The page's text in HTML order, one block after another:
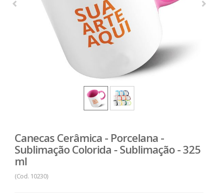
Canecas Cerâmica - Porcelana -
Sublimação Colorida - Sublimação - 325
ml
(Cod. 10230)